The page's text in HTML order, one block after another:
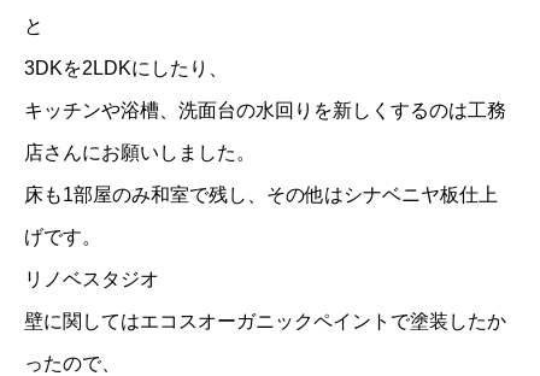
と
3DKを2LDKにしたり、
キッチンや浴槽、洗面台の水回りを新しくするのは工務
店さんにお願いしました。
床も1部屋のみ和室で残し、その他はシナベニヤ板仕上
げです。
リノベスタジオ
壁に関してはエコスオーガニックペイントで塗装したか
ったので、